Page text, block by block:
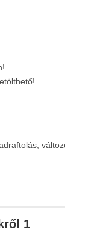
változó
1